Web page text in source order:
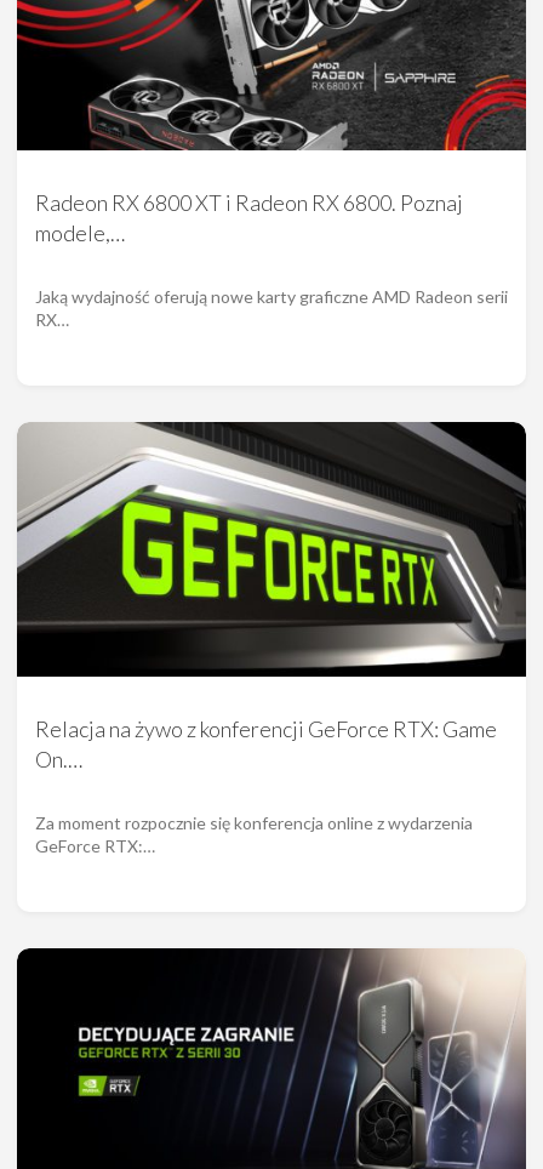
Radeon RX 6800 XT i Radeon RX 6800. Poznaj
modele,…
Jaką wydajność oferują nowe karty graficzne AMD Radeon serii
RX…
Relacja na żywo z konferencji GeForce RTX: Game
On.…
Za moment rozpocznie się konferencja online z wydarzenia
GeForce RTX:…